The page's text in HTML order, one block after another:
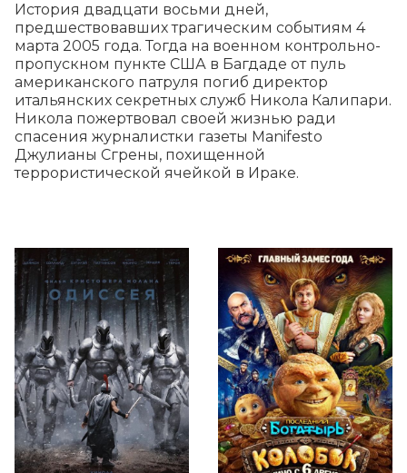
История двадцати восьми дней,
предшествовавших трагическим событиям 4
марта 2005 года. Тогда на военном контрольно-
пропускном пункте США в Багдаде от пуль
американского патруля погиб директор
итальянских секретных служб Никола Калипари.
Никола пожертвовал своей жизнью ради
спасения журналистки газеты Manifesto
Джулианы Сгрены, похищенной
террористической ячейкой в Ираке.